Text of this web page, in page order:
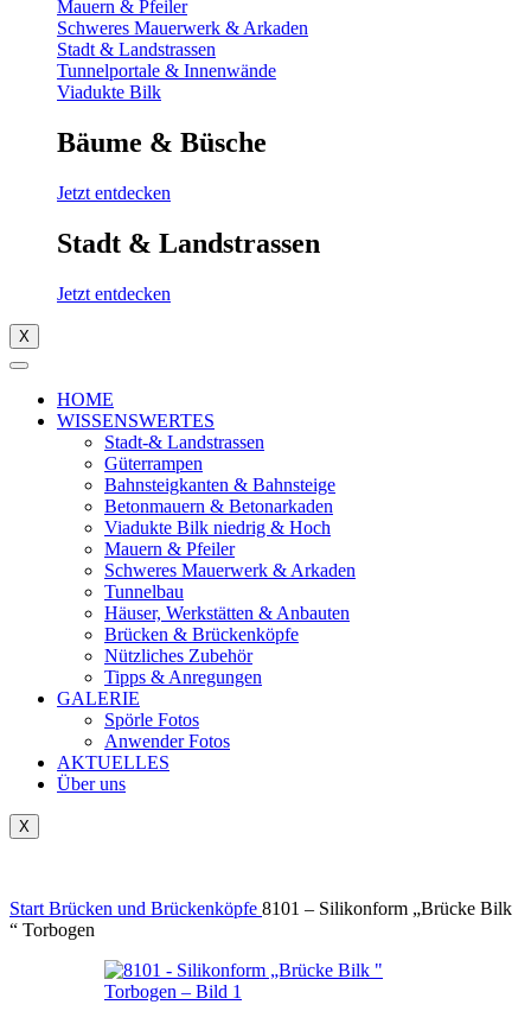
Mauern & Pfeiler
Schweres Mauerwerk & Arkaden
Stadt & Landstrassen
Tunnelportale & Innenwände
Viadukte Bilk
Bäume & Büsche
Jetzt entdecken
Stadt & Landstrassen
Jetzt entdecken
X
HOME
WISSENSWERTES
Stadt-& Landstrassen
Güterrampen
Bahnsteigkanten & Bahnsteige
Betonmauern & Betonarkaden
Viadukte Bilk niedrig & Hoch
Mauern & Pfeiler
Schweres Mauerwerk & Arkaden
Tunnelbau
Häuser, Werkstätten & Anbauten
Brücken & Brückenköpfe
Nützliches Zubehör
Tipps & Anregungen
GALERIE
Spörle Fotos
Anwender Fotos
AKTUELLES
Über uns
X
Start Brücken und Brückenköpfe 8101 – Silikonform „Brücke Bilk
“ Torbogen